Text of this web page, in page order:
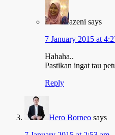
azeni says
7 January 2015 at
Hahaha..
Pastikan ingat tau
Reply
Hero Borneo says